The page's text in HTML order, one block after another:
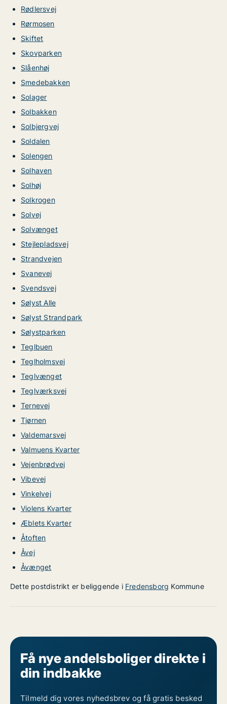
Rødlersvej
Rørmosen
Skiftet
Skovparken
Slåenhøj
Smedebakken
Solager
Solbakken
Solbjergvej
Soldalen
Solengen
Solhaven
Solhøj
Solkrogen
Solvej
Solvænget
Stejlepladsvej
Strandvejen
Svanevej
Svendsvej
Sølyst Alle
Sølyst Strandpark
Sølystparken
Teglbuen
Teglholmsvej
Teglvænget
Teglværksvej
Ternevej
Tjørnen
Valdemarsvej
Valmuens Kvarter
Vejenbrødvej
Vibevej
Vinkelvej
Violens Kvarter
Æblets Kvarter
Åtoften
Åvej
Åvænget
Dette postdistrikt er beliggende i Fredensborg Kommune
Få nye andelsboliger direkte i
din indbakke
Tilmeld dig vores nyhedsbrev og få gratis besked